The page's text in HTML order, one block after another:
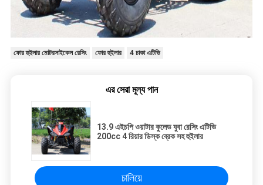
ফোর হুইলার মোটরসাইকেল রেসিং ফোর হুইলার 4 চাকা এটিভি
এর সেরা মূল্য পান
13.9 এইচপি ওয়াটার কুলেড যুবা রেসিং এটিভি
200cc 4 রিয়ার ডিস্ক ব্রেক সহ হুইলার
চালিয়ে